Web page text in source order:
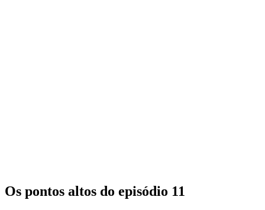
Os pontos altos do episódio 11